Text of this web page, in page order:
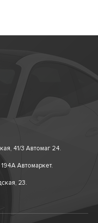
41/3 Автомаг 24.
Автомаркет.
23.